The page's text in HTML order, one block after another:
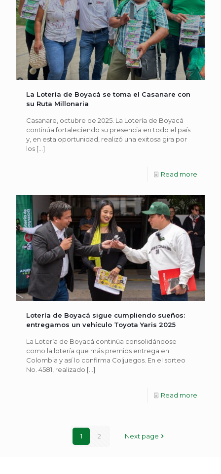
La Lotería de Boyacá se toma el Casanare con
su Ruta Millonaria
Casanare, octubre de 2025. La Lotería de Boyacá
continúa fortaleciendo su presencia en todo el país
y, en esta oportunidad, realizó una exitosa gira por
los […]
Read more
Lotería de Boyacá sigue cumpliendo sueños:
entregamos un vehículo Toyota Yaris 2025
La Lotería de Boyacá continúa consolidándose
como la lotería que más premios entrega en
Colombia y así lo confirma Coljuegos. En el sorteo
No. 4581, realizado […]
Read more
1 2 Next page